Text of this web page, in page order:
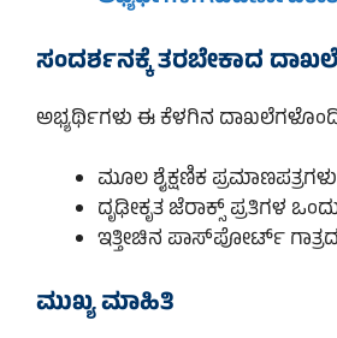
ಸಂದರ್ಶನಕ್ಕೆ ತರಬೇಕಾದ
ಅಭ್ಯರ್ಥಿಗಳು ಈ ಕೆಳಗಿನ
ಮೂಲ ಶೈಕ್ಷಣಿಕ ಪ್ರಮಾಣಪತ್ರಗಳು
ದೃಢೀಕೃತ ಜೆರಾಕ್ಸ್ ಪ್ರತಿಗಳ
ಇತ್ತೀಚಿನ ಪಾಸ್‌ಪೋರ್ಟ್
ಮುಖ್ಯ ಮಾಹಿತಿ